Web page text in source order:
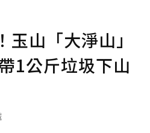
山「大淨山」
1公斤垃圾下山